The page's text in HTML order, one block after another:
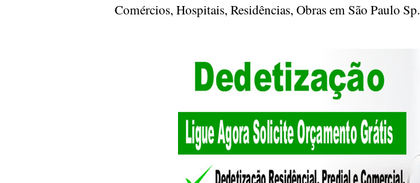
Comércios, Hospitais, Residências, Obras em São Paulo Sp.